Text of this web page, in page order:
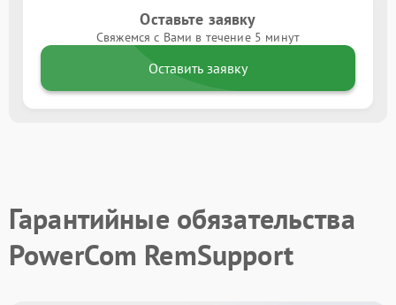
Оставьте заявку
Свяжемся с Вами в течение 5 минут
Оставить заявку
Гарантийные обязательства
PowerCom RemSupport